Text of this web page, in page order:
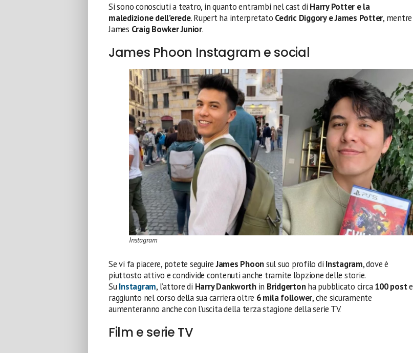
Si sono conosciuti a teatro, in quanto entrambi nel cast di Harry Potter e la
maledizione dell’erede. Rupert ha interpretato Cedric Diggory e James Potter, mentre
James Craig Bowker Junior.
James Phoon Instagram e social
Instagram
Se vi fa piacere, potete seguireJames Phoonsul suo profilo di Instagram, dove è
piuttosto attivo e condivide contenuti anche tramite l’opzione delle storie.
SuInstagram, l’attore di Harry Dankworthin Bridgertonha pubblicato circa100 poste
raggiunto nel corso della sua carriera oltre 6 mila follower, che sicuramente
aumenteranno anche con l’uscita della terza stagione della serie TV.
Film e serie TV